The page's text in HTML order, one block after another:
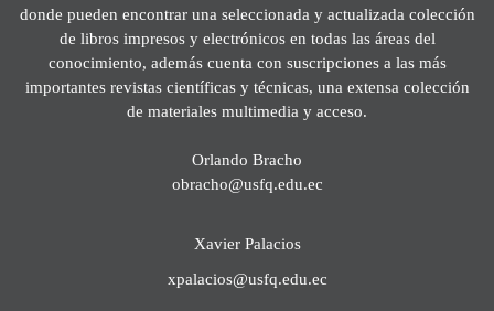
donde pueden encontrar una seleccionada y actualizada colección
de libros impresos y electrónicos en todas las áreas del
conocimiento, además cuenta con suscripciones a las más
importantes revistas científicas y técnicas, una extensa colección
de materiales multimedia y acceso.
Orlando Bracho
obracho@usfq.edu.ec
Xavier Palacios
xpalacios@usfq.edu.ec